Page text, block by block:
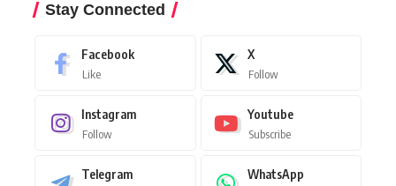
Stay Connected
Facebook
Like
X
Follow
Instagram
Follow
Youtube
Subscribe
Telegram WhatsApp